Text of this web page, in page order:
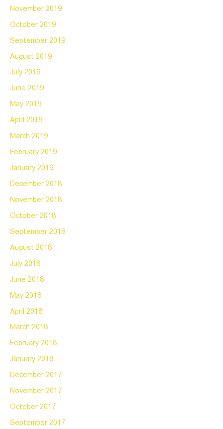
November 2019
October 2019
September 2019
August 2019
July 2019
June 2019
May 2019
April 2019
March 2019
February 2019
January 2019
December 2018
November 2018
October 2018
September 2018
August 2018
July 2018
June 2018
May 2018
April 2018
March 2018
February 2018
January 2018
December 2017
November 2017
October 2017
September 2017